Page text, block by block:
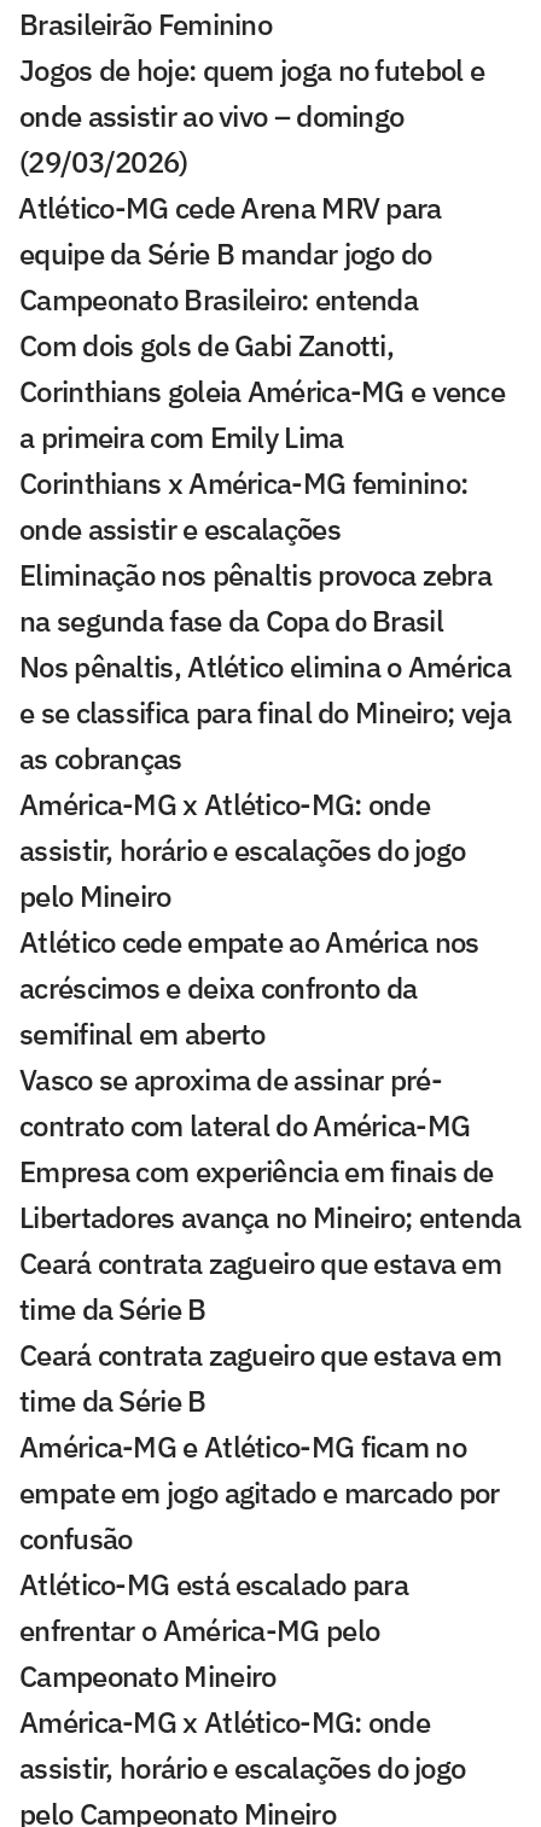
Brasileirão Feminino
Jogos de hoje: quem joga no futebol e
onde assistir ao vivo – domingo
(29/03/2026)
⁠Atlético-MG cede Arena MRV para
equipe da Série B mandar jogo do
Campeonato Brasileiro: entenda
Com dois gols de Gabi Zanotti,
Corinthians goleia América-MG e vence
a primeira com Emily Lima
Corinthians x América-MG feminino:
onde assistir e escalações
Eliminação nos pênaltis provoca zebra
na segunda fase da Copa do Brasil
Nos pênaltis, Atlético elimina o América
e se classifica para final do Mineiro; veja
as cobranças
América-MG x Atlético-MG: onde
assistir, horário e escalações do jogo
pelo Mineiro
Atlético cede empate ao América nos
acréscimos e deixa confronto da
semifinal em aberto
Vasco se aproxima de assinar pré-
contrato com lateral do América-MG
Empresa com experiência em finais de
Libertadores avança no Mineiro; entenda
Ceará contrata zagueiro que estava em
time da Série B
Ceará contrata zagueiro que estava em
time da Série B
América-MG e Atlético-MG ficam no
empate em jogo agitado e marcado por
confusão
Atlético-MG está escalado para
enfrentar o América-MG pelo
Campeonato Mineiro
América-MG x Atlético-MG: onde
assistir, horário e escalações do jogo
pelo Campeonato Mineiro